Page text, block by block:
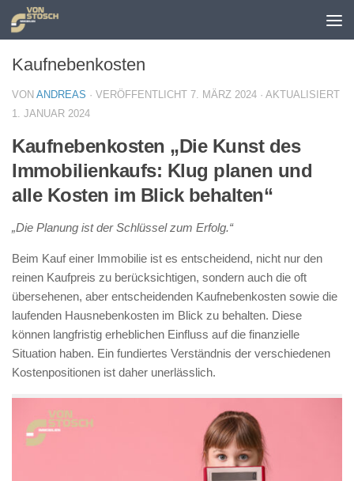
Zum Inhalt springen
Kaufnebenkosten
VON ANDREAS · VERÖFFENTLICHT 7. MÄRZ 2024 · AKTUALISIERT
1. JANUAR 2024
Kaufnebenkosten „Die Kunst des
Immobilienkaufs: Klug planen und
alle Kosten im Blick behalten“
„Die Planung ist der Schlüssel zum Erfolg.“
Beim Kauf einer Immobilie ist es entscheidend, nicht nur den
reinen Kaufpreis zu berücksichtigen, sondern auch die oft
übersehenen, aber entscheidenden Kaufnebenkosten sowie die
laufenden Hausnebenkosten im Blick zu behalten. Diese
können langfristig erheblichen Einfluss auf die finanzielle
Situation haben. Ein fundiertes Verständnis der verschiedenen
Kostenpositionen ist daher unerlässlich.